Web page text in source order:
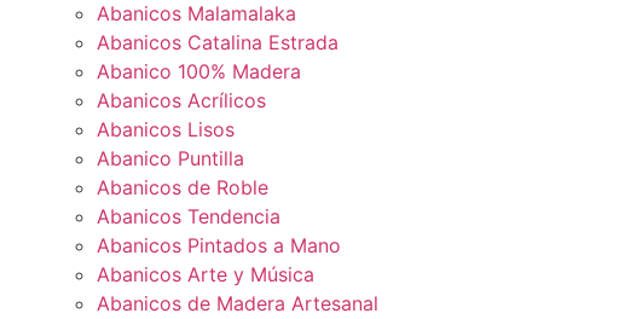
Abanicos Malamalaka
Abanicos Catalina Estrada
Abanico 100% Madera
Abanicos Acrílicos
Abanicos Lisos
Abanico Puntilla
Abanicos de Roble
Abanicos Tendencia
Abanicos Pintados a Mano
Abanicos Arte y Música
Abanicos de Madera Artesanal